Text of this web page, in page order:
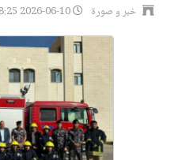
خبر و صورة